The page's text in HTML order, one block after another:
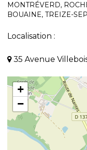
MONTRÉVERD,
BOUAINE, TREIZE-
Localisation :
35 Avenue
+
−